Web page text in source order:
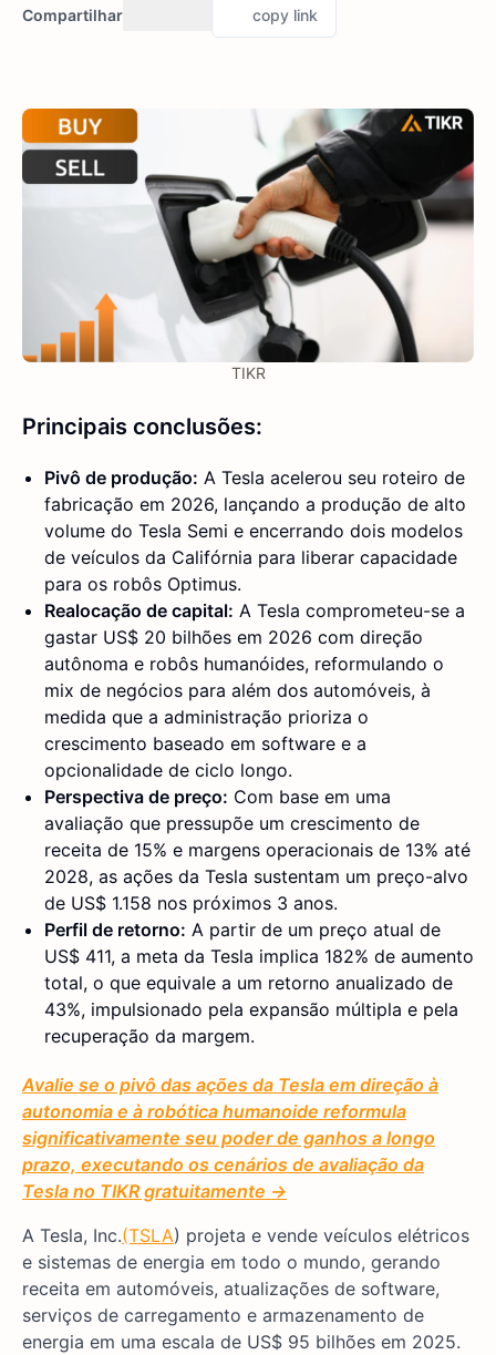
Compartilhar copy link
TIKR
Principais conclusões:
Pivô de produção: A Tesla acelerou seu roteiro de
fabricação em 2026, lançando a produção de alto
volume do Tesla Semi e encerrando dois modelos
de veículos da Califórnia para liberar capacidade
para os robôs Optimus.
Realocação de capital: A Tesla comprometeu-se a
gastar US$ 20 bilhões em 2026 com direção
autônoma e robôs humanóides, reformulando o
mix de negócios para além dos automóveis, à
medida que a administração prioriza o
crescimento baseado em software e a
opcionalidade de ciclo longo.
Perspectiva de preço: Com base em uma
avaliação que pressupõe um crescimento de
receita de 15% e margens operacionais de 13% até
2028, as ações da Tesla sustentam um preço-alvo
de US$ 1.158 nos próximos 3 anos.
Perfil de retorno: A partir de um preço atual de
US$ 411, a meta da Tesla implica 182% de aumento
total, o que equivale a um retorno anualizado de
43%, impulsionado pela expansão múltipla e pela
recuperação da margem.
Avalie se o pivô das ações da Tesla em direção à
autonomia e à robótica humanoide reformula
significativamente seu poder de ganhos a longo
prazo, executando os cenários de avaliação da
Tesla no TIKR gratuitamente →
A Tesla, Inc.(TSLA) projeta e vende veículos elétricos
e sistemas de energia em todo o mundo, gerando
receita em automóveis, atualizações de software,
serviços de carregamento e armazenamento de
energia em uma escala de US$ 95 bilhões em 2025.